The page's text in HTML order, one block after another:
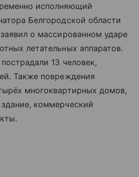
исполняющий
Белгородской области
заявил о массированном ударе
летательных аппаратов.
13 человек,
Также повреждения
многоквартирных домов,
коммерческий